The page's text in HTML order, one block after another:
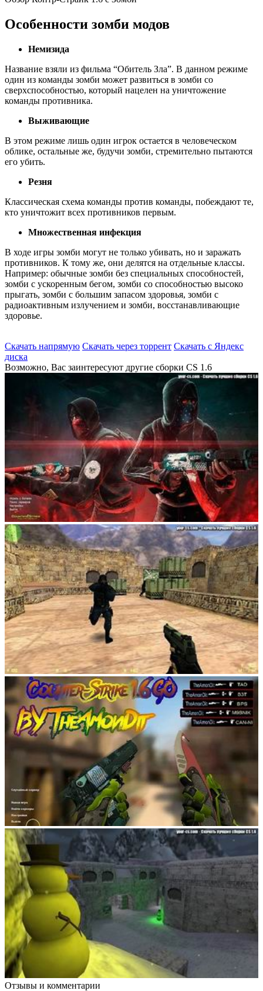
Особенности зомби модов
Немизида
Название взяли из фильма “Обитель Зла”. В данном режиме
один из команды зомби может развиться в зомби со
сверхспособностью, который нацелен на уничтожение
команды противника.
Выживающие
В этом режиме лишь один игрок остается в человеческом
облике, остальные же, будучи зомби, стремительно пытаются
его убить.
Резня
Классическая схема команды против команды, побеждают те,
кто уничтожит всех противников первым.
Множественная инфекция
В ходе игры зомби могут не только убивать, но и заражать
противников. К тому же, они делятся на отдельные классы.
Например: обычные зомби без специальных способностей,
зомби с ускоренным бегом, зомби со способностью высоко
прыгать, зомби с большим запасом здоровья, зомби с
радиоактивным излучением и зомби, восстанавливающие
здоровье.
Скачать напрямую Скачать через торрент Скачать с Яндекс
диска
Возможно, Вас заинтересуют другие сборки CS 1.6
Отзывы и комментарии